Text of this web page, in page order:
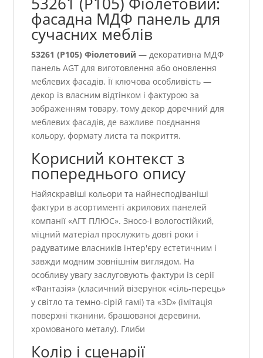
фасадна МДФ панель для
сучасних меблів
53261 (P105) Фіолетовий — декоративна МДФ
панель AGT для виготовлення або оновлення
меблевих фасадів. Її ключова особливість —
декор із власним відтінком і фактурою за
зображенням товару, тому декор доречний для
меблевих фасадів, де важливе поєднання
кольору, формату листа та покриття.
Корисний контекст з
попереднього опису
Найяскравіші кольори та найнесподіваніші
фактури в асортименті акрилових панелей
компанії «АГТ ПЛЮС». Зносо-і вологостійкий,
міцний матеріал прослужить довгі роки і
радуватиме власників інтер'єру естетичним і
завжди модним зовнішнім виглядом. На
особливу увагу заслуговують фактури із серії
«Фантазія» (класичний візерунок «сіль-перець»
у світло та темно-сірій гамі) та «3D» (імітація
поверхні тканини, брашованої деревини,
хромованого металу). Глиби
Колір і сценарії